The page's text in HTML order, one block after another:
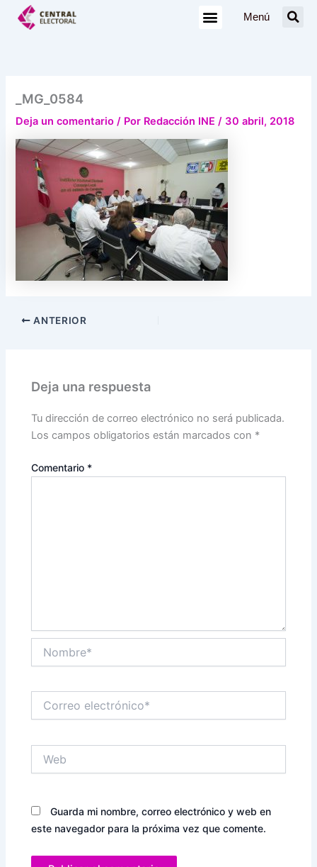
Menú
_MG_0584
Deja un comentario / Por Redacción INE/ 30 abril, 2018
ANTERIOR
Deja una respuesta
Tu dirección de correo electrónico no será publicada.
Los campos obligatorios están marcados con *
Comentario *
electrónico*
Guarda mi nombre, correo electrónico y web en
este navegador para la próxima vez que comente.